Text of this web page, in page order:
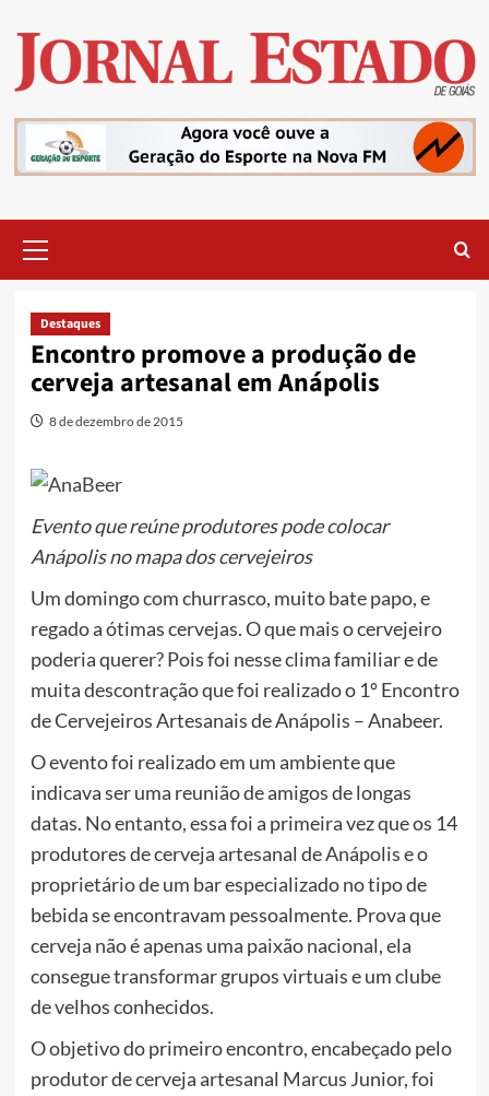
content
Menu
Destaques
Encontro promove a produção de
cerveja artesanal em Anápolis
8 de dezembro de 2015
Evento que reúne produtores pode colocar
Anápolis no mapa dos cervejeiros
Um domingo com churrasco, muito bate papo, e
regado a ótimas cervejas. O que mais o cervejeiro
poderia querer? Pois foi nesse clima familiar e de
muita descontração que foi realizado o 1º Encontro
de Cervejeiros Artesanais de Anápolis – Anabeer.
O evento foi realizado em um ambiente que
indicava ser uma reunião de amigos de longas
datas. No entanto, essa foi a primeira vez que os 14
produtores de cerveja artesanal de Anápolis e o
proprietário de um bar especializado no tipo de
bebida se encontravam pessoalmente. Prova que
cerveja não é apenas uma paixão nacional, ela
consegue transformar grupos virtuais e um clube
de velhos conhecidos.
O objetivo do primeiro encontro, encabeçado pelo
produtor de cerveja artesanal Marcus Junior, foi